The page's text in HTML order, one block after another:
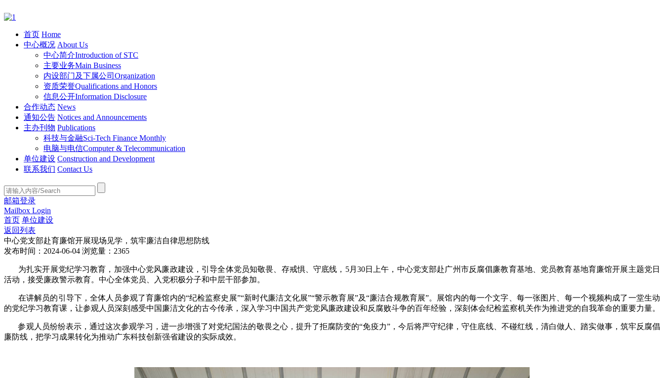
首页 Home
中心概况 About Us
中心简介Introduction of STC
主要业务Main Business
内设部门及下属公司 Organization
资质荣誉Qualifications and Honors
信息公开Information Disclosure
合作动态 News
通知公告 Notices and Announcements
主办刊物 Publications
科技与金融Sci-Tech Finance Monthly
电脑与电信Computer & Telecommunication
单位建设 Construction and Development
联系我们 Contact Us
邮箱登录
Mailbox Login
首页 单位建设
返回列表
中心党支部赴育廉馆开展现场见学，筑牢廉洁自律思想防线
发布时间：2024-06-04 浏览量：2365
为扎实开展党纪学习教育，加强中心党风廉政建设，引导全体党员知敬畏、存戒惧、守底线，5月30日上午，中心党支部赴广州市反腐倡廉教育基地、党员教育基地育廉馆开展主题党日
活动，接受廉政警示教育。中心全体党员、入党积极分子和中层干部参加。
在讲解员的引导下，全体人员参观了育廉馆内的“纪检监察史展”“新时代廉洁文化展”“警示教育展”及“廉洁合规教育展”。展馆内的每一个文字、每一张图片、每一个视频构成了一堂生动
的党纪学习教育课，让参观人员深刻感受中国廉洁文化的古今传承，深入学习中国共产党党风廉政建设和反腐败斗争的百年经验，深刻体会纪检监察机关作为推进党的自我革命的重要力量。
参观人员纷纷表示，通过这次参观学习，进一步增强了对党纪国法的敬畏之心，提升了拒腐防变的“免疫力”，今后将严守纪律，守住底线、不碰红线，清白做人、踏实做事，筑牢反腐倡
廉防线，把学习成果转化为推动广东科技创新强省建设的实际成效。